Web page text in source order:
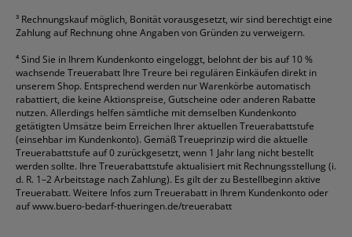
³ Rechnungskauf möglich, Bonität vorausgesetzt, wir sind berechtigt eine
Zahlung auf Rechnung ohne Angaben von Gründen zu verweigern.
⁴Sind Sie in Ihrem Kundenkonto eingeloggt, belohnt der bis auf 10 %
wachsende Treuerabatt Ihre Treure bei regulären Einkäufen direkt in
unserem Shop. Entsprechend werden nur Warenkörbe automatisch
rabattiert, die keine Aktionspreise, Gutscheine oder anderen Rabatte
nutzen. Allerdings helfen sämtliche mit demselben Kundenkonto
getätigten Umsätze beim Erreichen Ihrer aktuellen Treuerabattstufe
(einsehbar im Kundenkonto). Gemäß Treueprinzip wird die aktuelle
Treuerabattstufe auf 0 zurückgesetzt, wenn 1 Jahr lang nicht bestellt
werden sollte. Ihre Treuerabattstufe aktualisiert mit Rechnungsstellung (i.
d. R. 1–2 Arbeitstage nach Zahlung). Es gilt der zu Bestellbeginn aktive
Treuerabatt. Weitere Infos zum Treuerabatt in Ihrem Kundenkonto oder
aufwww.buero-bedarf-thueringen.de/treuerabatt